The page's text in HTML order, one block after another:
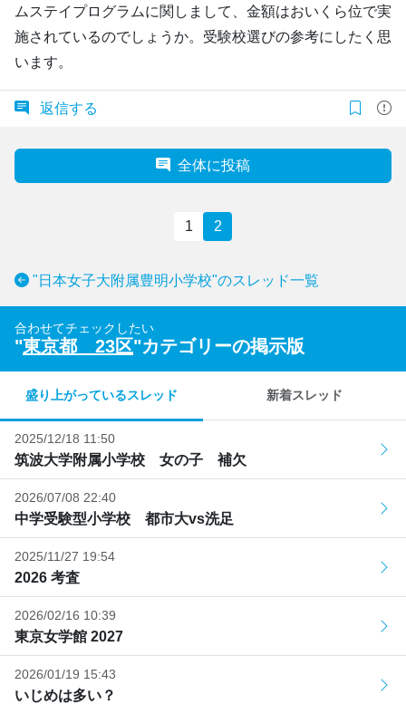
ムステイプログラムに関しまして、金額はおいくら位で実
施されているのでしょうか。受験校選びの参考にしたく思
います。
返信する
全体に投稿
1 2
"日本女子大附属豊明小学校"のスレッド一覧
合わせてチェックしたい
"東京都 23区"カテゴリーの掲示版
盛り上がっているスレッド 新着スレッド
2025/12/18 11:50
筑波大学附属小学校 女の子 補欠
2026/07/08 22:40
中学受験型小学校 都市大vs洗足
2025/11/27 19:54
2026 考査
2026/02/16 10:39
東京女学館 2027
2026/01/19 15:43
いじめは多い？